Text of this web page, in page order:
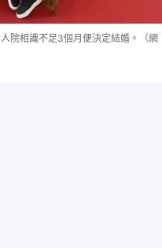
院相識不足3個月便決定結婚。（網